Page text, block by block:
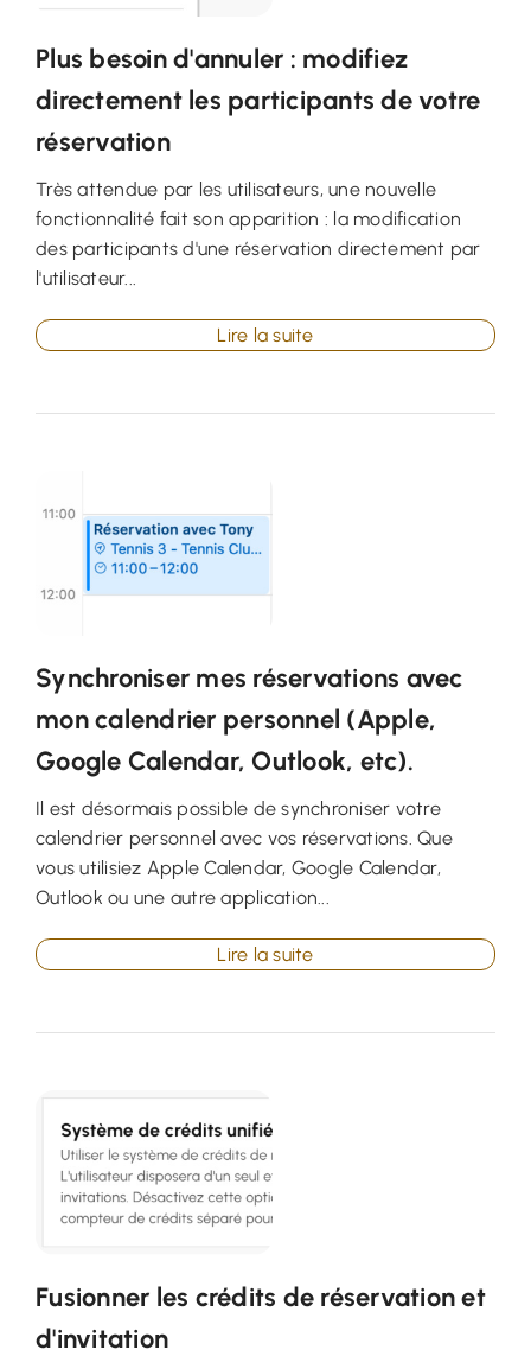
Plus besoin d'annuler : modifiez
directement les participants de votre
réservation
Très attendue par les utilisateurs, une nouvelle
fonctionnalité fait son apparition : la modification
des participants d'une réservation directement par
l'utilisateur...
Lire la suite
Synchroniser mes réservations avec
mon calendrier personnel (Apple,
Google Calendar, Outlook, etc).
Il est désormais possible de synchroniser votre
calendrier personnel avec vos réservations. Que
vous utilisiez Apple Calendar, Google Calendar,
Outlook ou une autre application...
Lire la suite
Fusionner les crédits de réservation et
d'invitation